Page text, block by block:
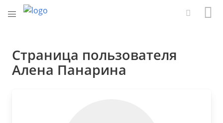
Страница пользователя
Алена Панарина